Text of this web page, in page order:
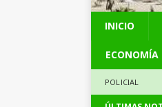
INICIO
ECONOMÍA
POLICIAL